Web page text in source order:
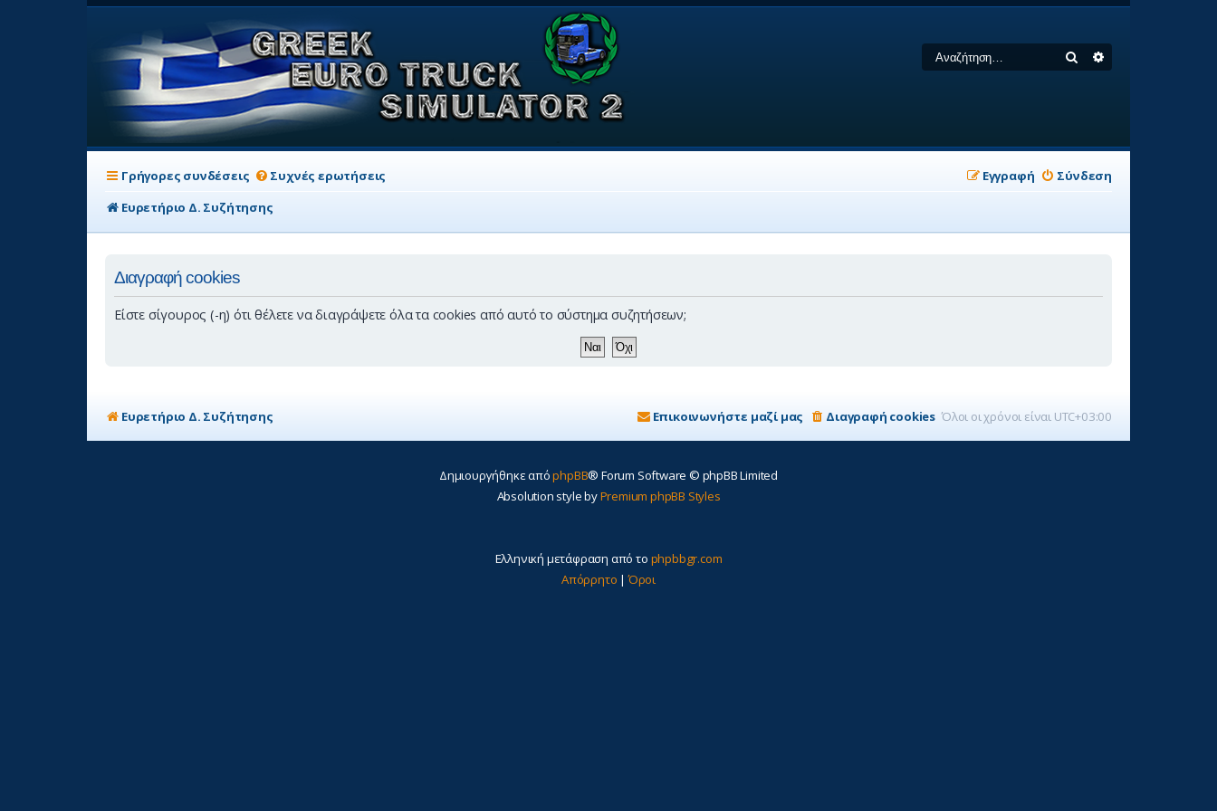
Αναζήτηση
Γρήγορες συνδέσεις Συχνές ερωτήσεις Σύνδεση
Εγγραφή
Ευρετήριο Δ. Συζήτησης
Διαγραφή cookies
Είστε σίγουρος (-η) ότι θέλετε να διαγράψετε όλα τα cookies από αυτό το σύστημα συζητήσεων;
Ευρετήριο Δ. Συζήτησης Όλοι οι χρόνοι είναι UTC+03:00
Διαγραφή cookies
Επικοινωνήστε μαζί μας
Δημιουργήθηκε απόphpBB® Forum Software © phpBB Limited
Absolution style byPremium phpBB Styles
Ελληνική μετάφραση από το phpbbgr.com
Απόρρητο |Όροι